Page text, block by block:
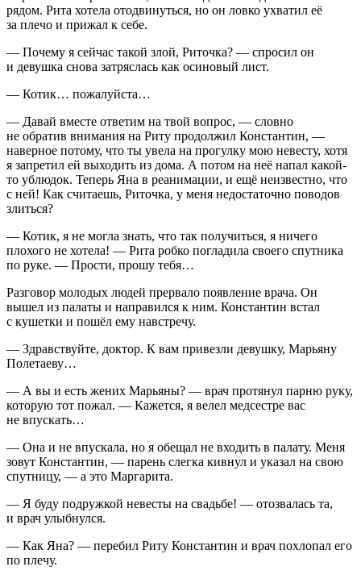
рядом. Рита хотела отодвинуться, но он ловко ухватил её
за плечо и прижал к себе.
— Почему я сейчас такой злой, Риточка? — спросил он
и девушка снова затряслась как осиновый лист.
— Котик… пожалуйста…
— Давай вместе ответим на твой вопрос, — словно
не обратив внимания на Риту продолжил Константин, —
наверное потому, что ты увела на прогулку мою невесту, хотя
я запретил ей выходить из дома. А потом на неё напал какой-
то ублюдок. Теперь Яна в реанимации, и ещё неизвестно, что
с ней! Как считаешь, Риточка, у меня недостаточно поводов
злиться?
— Котик, я не могла знать, что так получиться, я ничего
плохого не хотела! — Рита робко погладила своего спутника
по руке. — Прости, прошу тебя…
Разговор молодых людей прервало появление врача. Он
вышел из палаты и направился к ним. Константин встал
с кушетки и пошёл ему навстречу.
— Здравствуйте, доктор. К вам привезли девушку, Марьяну
Полетаеву…
— А вы и есть жених Марьяны? — врач протянул парню руку,
которую тот пожал. — Кажется, я велел медсестре вас
не впускать…
— Она и не впускала, но я обещал не входить в палату. Меня
зовут Константин, — парень слегка кивнул и указал на свою
спутницу, — а это Маргарита.
— Я буду подружкой невесты на свадьбе! — отозвалась та,
и врач улыбнулся.
— Как Яна? — перебил Риту Константин и врач похлопал его
по плечу.